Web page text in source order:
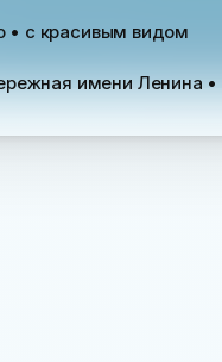
• с красивым видом
имени Ленина •